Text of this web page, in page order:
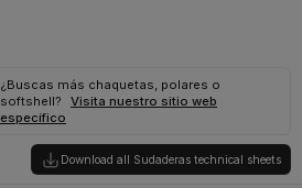
¿Buscas más chaquetas, polares o
softshell?
Visita nuestro sitio web
específico
Download all Sudaderas technical sheets